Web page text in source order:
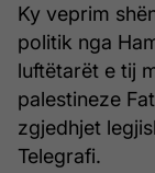
Ky veprim
politik nga
luftëtarët e tij
palestineze
zgjedhjet
Telegrafi.